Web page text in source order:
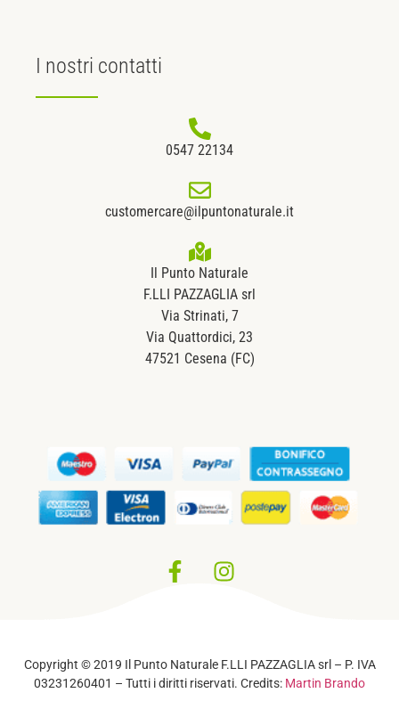
I nostri contatti
0547 22134
customercare@ilpuntonaturale.it
Il Punto Naturale
F.LLI PAZZAGLIA srl
Via Strinati, 7
Via Quattordici, 23
47521 Cesena (FC)
Copyright © 2019 Il Punto Naturale F.LLI PAZZAGLIA srl – P. IVA
03231260401 – Tutti i diritti riservati. Credits: Martin Brando